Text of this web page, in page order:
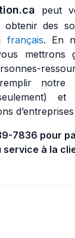
peut
des
français. En
mettrons
notre
7836 pour
à la